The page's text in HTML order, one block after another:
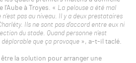
à Troyes. « La pelouse a été mal
pas au niveau. Il y a deux prestataires
Ils ne sont pas d’accord entre eux ni
du stade. Quand personne n’est
que ça provoque», a-t-il taclé.
la solution pour arranger une